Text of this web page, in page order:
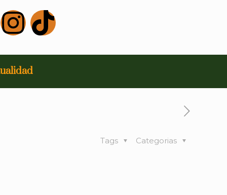
Categorias
Tags